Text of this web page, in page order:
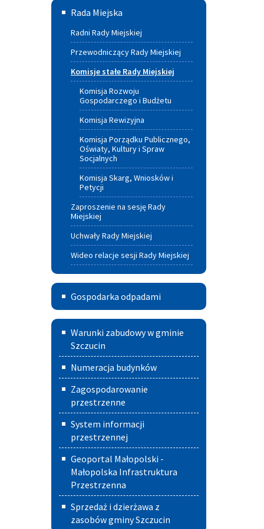
Rada
Miejska
Rada Miejska
Radni Rady Miejskiej
Przewodniczący Rady Miejskiej
Komisje stałe Rady Miejskiej
Komisja Rozwoju
Gospodarczego i Budżetu
Komisja Rewizyjna
Komisja Porządku Publicznego,
Oświaty, Kultury i Spraw
Socjalnych
Komisja Skarg, Wniosków i
Petycji
Zaproszenie na sesję Rady
Miejskiej
Uchwały Rady Miejskiej
Wideo relacje sesji Rady Miejskiej
Gospodarka
odpadami
Gospodarka odpadami
Warunki
zabudowy
w
Gminie
Szczucin
Warunki zabudowy w gminie
Szczucin
Numeracja budynków
Zagospodarowanie
przestrzenne
System informacji
przestrzennej
Geoportal Małopolski -
Małopolska Infrastruktura
Przestrzenna
Sprzedaż i dzierżawa z
zasobów gminy Szczucin